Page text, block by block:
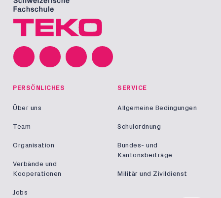
PERSÖNLICHES
Über uns
Team
Organisation
Verbände und
Kooperationen
Jobs
SERVICE
Allgemeine Bedingungen
Schulordnung
Bundes- und
Kantonsbeiträge
Militär und Zivildienst